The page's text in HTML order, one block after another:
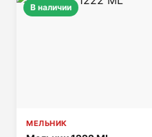
В наличии
МЕЛЬНИК